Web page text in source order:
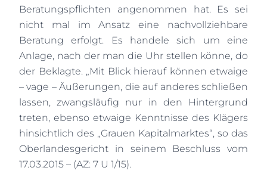
Beratungspflichten angenommen hat. Es sei
nicht mal im Ansatz eine nachvollziehbare
Beratung erfolgt. Es handele sich um eine
Anlage, nach der man die Uhr stellen könne, do
der Beklagte. „Mit Blick hierauf können etwaige
– vage – Äußerungen, die auf anderes schließen
lassen, zwangsläufig nur in den Hintergrund
treten, ebenso etwaige Kenntnisse des Klägers
hinsichtlich des „Grauen Kapitalmarktes“, so das
Oberlandesgericht in seinem Beschluss vom
17.03.2015 – (AZ: 7 U 1/15).